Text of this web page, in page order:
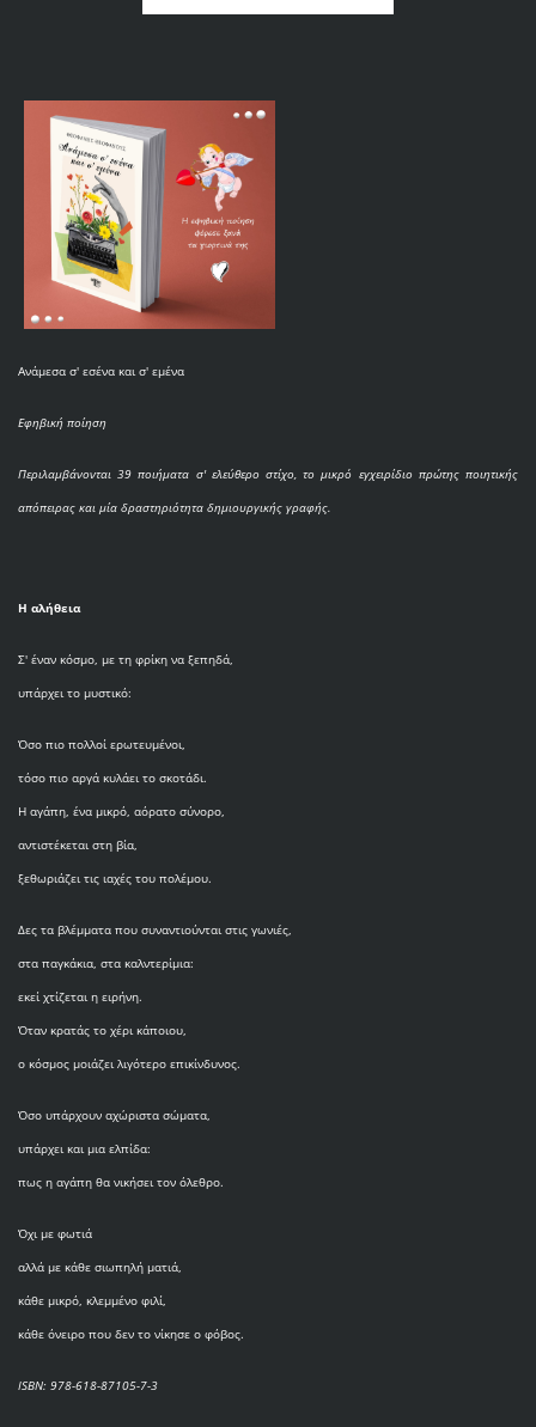
Ανάμεσα σ' εσένα και σ' εμένα
Εφηβική ποίηση
Περιλαμβάνονται 39 ποιήματα σ' ελεύθερο στίχο, το μικρό εγχειρίδιο πρώτης ποιητικής
απόπειρας και μία δραστηριότητα δημιουργικής γραφής.
Η αλήθεια
Σ' έναν κόσμο, με τη φρίκη να ξεπηδά,
υπάρχει το μυστικό:
Όσο πιο πολλοί ερωτευμένοι,
τόσο πιο αργά κυλάει το σκοτάδι.
Η αγάπη, ένα μικρό, αόρατο σύνορο,
αντιστέκεται στη βία,
ξεθωριάζει τις ιαχές του πολέμου.
Δες τα βλέμματα που συναντιούνται στις γωνιές,
στα παγκάκια, στα καλντερίμια:
εκεί χτίζεται η ειρήνη.
Όταν κρατάς το χέρι κάποιου,
ο κόσμος μοιάζει λιγότερο επικίνδυνος.
Όσο υπάρχουν αχώριστα σώματα,
υπάρχει και μια ελπίδα:
πως η αγάπη θα νικήσει τον όλεθρο.
Όχι με φωτιά
αλλά με κάθε σιωπηλή ματιά,
κάθε μικρό, κλεμμένο φιλί,
κάθε όνειρο που δεν το νίκησε ο φόβος.
ISBN: 978-618-87105-7-3